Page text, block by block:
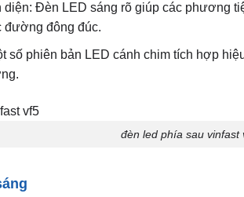
diện: Đèn LED sáng rõ giúp các phương
đường đông đúc.
số phiên bản LED cánh chim tích hợp
đèn led phía sau vinfast